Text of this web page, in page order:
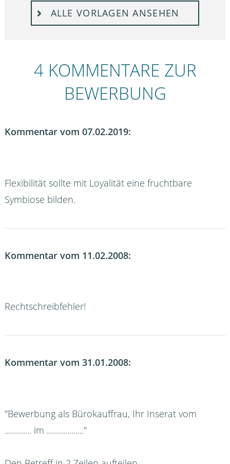
ALLE VORLAGEN ANSEHEN
4 KOMMENTARE ZUR
BEWERBUNG
Kommentar vom 07.02.2019:
Flexibilität sollte mit Loyalität eine fruchtbare
Symbiose bilden.
Kommentar vom 11.02.2008:
Rechtschreibfehler!
Kommentar vom 31.01.2008:
"Bewerbung als Bürokauffrau, Ihr Inserat vom
............. im .................."